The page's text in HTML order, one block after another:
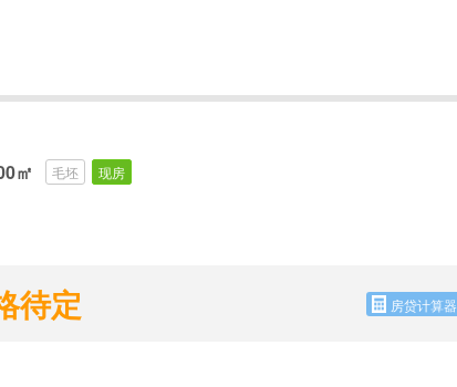
㎡ 毛坯 现房
待定 房贷计算器